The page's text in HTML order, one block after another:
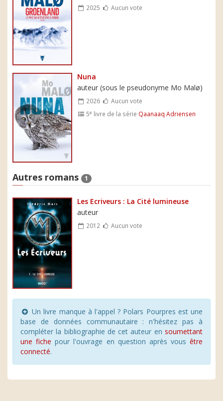
2025 Aucun vote
Nuna
auteur (sous le pseudonyme Mo Malø)
2026
Aucun vote
5e livre de la série Qaanaaq Adriensen
Autres romans 1
Les Ecriveurs : La Cité lumineuse
auteur
2012 Aucun vote
Un livre manque à l'appel ? Polars Pourpres est une
base de données communautaire : n'hésitez pas à
compléter la bibliographie de cet auteur en soumettant
une fiche pour l'ouvrage en question après vous être
connecté.